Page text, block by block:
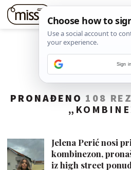
PRONAĐENO 108
„
Jelena Perić nosi
kombinezon,
iz high street
Sign